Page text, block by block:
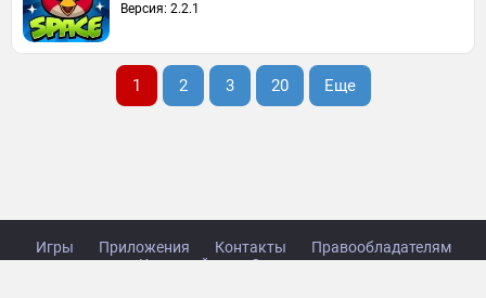
Версия: 2.2.1
1 2 3 20 Еще
Игры Приложения Контакты
Правообладателям
Карта сайта
Стол заказов